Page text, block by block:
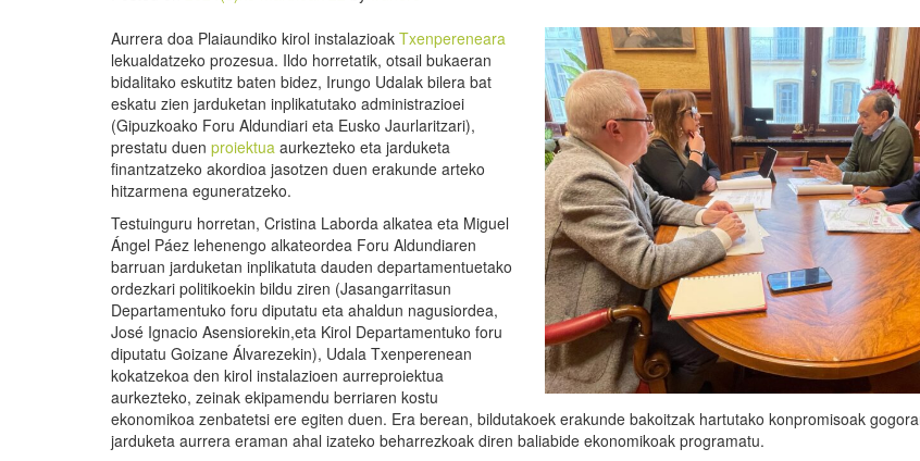
Aurrera doa Plaiaundiko kirol instalazioak Txenpereneara
lekualdatzeko prozesua. Ildo horretatik, otsail bukaeran
bidalitako eskutitz baten bidez, Irungo Udalak bilera bat
eskatu zien jarduketan inplikatutako administrazioei
(Gipuzkoako Foru Aldundiari eta Eusko Jaurlaritzari),
prestatu duen proiektua aurkezteko eta jarduketa
finantzatzeko akordioa jasotzen duen erakunde arteko
hitzarmena eguneratzeko.
Testuinguru horretan, Cristina Laborda alkatea eta Miguel
Ángel Páez lehenengo alkateordea Foru Aldundiaren
barruan jarduketan inplikatuta dauden departamentuetako
ordezkari politikoekin bildu ziren (Jasangarritasun
Departamentuko foru diputatu eta ahaldun nagusiordea,
José Ignacio Asensiorekin,eta Kirol Departamentuko foru
diputatu Goizane Álvarezekin), Udala Txenperenean
kokatzekoa den kirol instalazioen aurreproiektua
aurkezteko, zeinak ekipamendu berriaren kostu
ekonomikoa zenbatetsi ere egiten duen. Era berean, bildutakoek erakunde bakoitzak hartutako konpromisoak
jarduketa aurrera eraman ahal izateko beharrezkoak diren baliabide ekonomikoak programatu.